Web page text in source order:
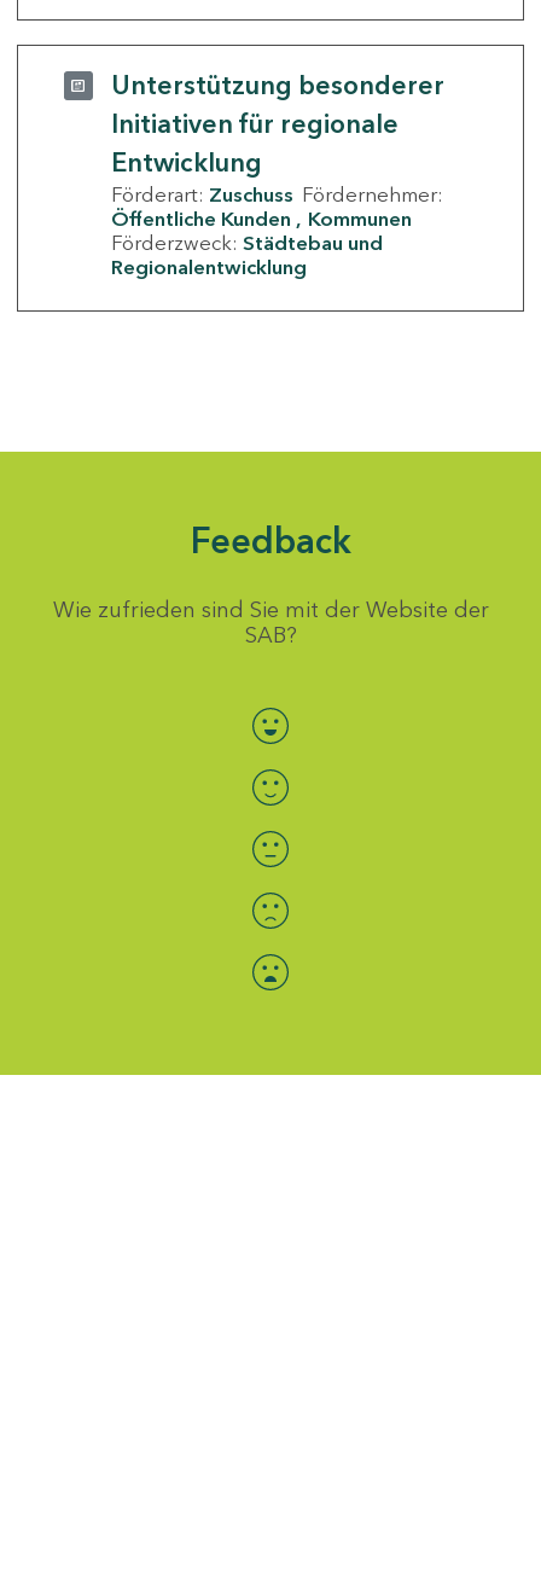
Unterstützung besonderer
Initiativen für regionale
Entwicklung
Förderart: Zuschuss Fördernehmer:
Öffentliche Kunden
Kommunen
Förderzweck: Städtebau und
Regionalentwicklung
Feedback
Wie zufrieden sind Sie mit der Website der
SAB?
Bewertung auswählen